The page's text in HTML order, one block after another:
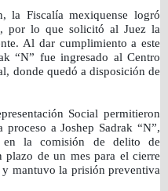
la Fiscalía mexiquense logró
por lo que solicitó al Juez la
Al dar cumplimiento a este
“N” fue ingresado al Centro
donde quedó a disposición de
Social permitieron
a Joshep Sadrak “N”,
en la comisión de delito de
de un mes para el cierre
mantuvo la prisión preventiva